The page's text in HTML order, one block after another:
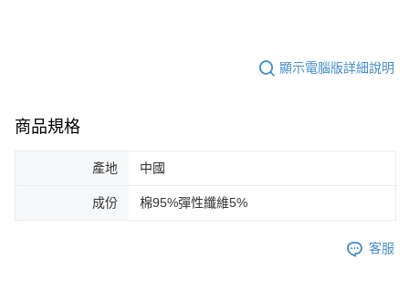
顯示電腦版詳細說明
商品規格
產地 中國
成份 棉95%彈性纖維5%
客服